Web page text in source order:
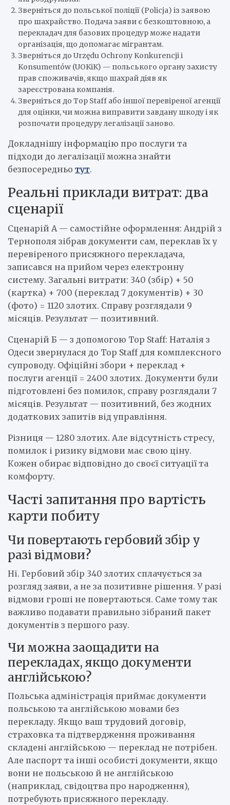
Зверніться до польської поліції (Policja) із заявою
про шахрайство. Подача заяви є безкоштовною, а
перекладач для базових процедур може надати
організація, що допомагає мігрантам.
Зверніться до Urzędu Ochrony Konkurencji i
Konsumentów (UOKiK) — польського органу захисту
прав споживачів, якщо шахрай діяв як
зареєстрована компанія.
Зверніться до Top Staff або іншої перевіреної агенції
для оцінки, чи можна виправити завдану шкоду і як
розпочати процедуру легалізації заново.
Докладнішу інформацію про послуги та
підходи до легалізації можна знайти
безпосередньо тут.
Реальні приклади витрат: два
сценарії
Сценарій А — самостійне оформлення: Андрій з
Тернополя зібрав документи сам, переклав їх у
перевіреного присяжного перекладача,
записався на прийом через електронну
систему. Загальні витрати: 340 (збір) + 50
(картка) + 700 (переклад 7 документів) + 30
(фото) = 1120 злотих. Справу розглядали 9
місяців. Результат — позитивний.
Сценарій Б — з допомогою Top Staff: Наталія з
Одеси звернулася до Top Staff для комплексного
супроводу. Офіційні збори + переклад +
послуги агенції = 2400 злотих. Документи були
підготовлені без помилок, справу розглядали 7
місяців. Результат — позитивний, без жодних
додаткових запитів від управління.
Різниця — 1280 злотих. Але відсутність стресу,
помилок і ризику відмови має свою ціну.
Кожен обирає відповідно до своєї ситуації та
комфорту.
Часті запитання про вартість
карти побиту
Чи повертають гербовий збір у
разі відмови?
Ні. Гербовий збір 340 злотих сплачується за
розгляд заяви, а не за позитивне рішення. У разі
відмови гроші не повертаються. Саме тому так
важливо подавати правильно зібраний пакет
документів з першого разу.
Чи можна заощадити на
перекладах, якщо документи
англійською?
Польська адміністрація приймає документи
польською та англійською мовами без
перекладу. Якщо ваш трудовий договір,
страховка та підтвердження проживання
складені англійською — переклад не потрібен.
Але паспорт та інші особисті документи, якщо
вони не польською й не англійською
(наприклад, свідоцтва про народження),
потребують присяжного перекладу.